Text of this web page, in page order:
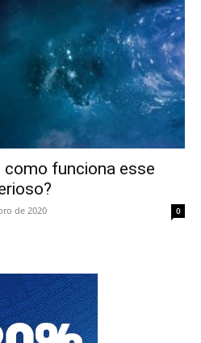
como funciona esse
de 2020 0